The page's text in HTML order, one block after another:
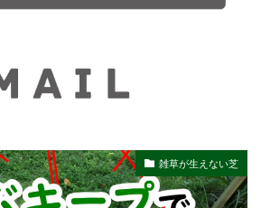
雑草が生えない芝